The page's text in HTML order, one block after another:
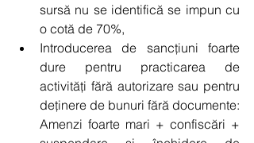
sursă nu se identifică se impun cu
o cotă de 70%,
Introducerea de sancțiuni foarte
dure pentru practicarea de
activități fără autorizare sau pentru
deținere de bunuri fără documente:
Amenzi foarte mari + confiscări +